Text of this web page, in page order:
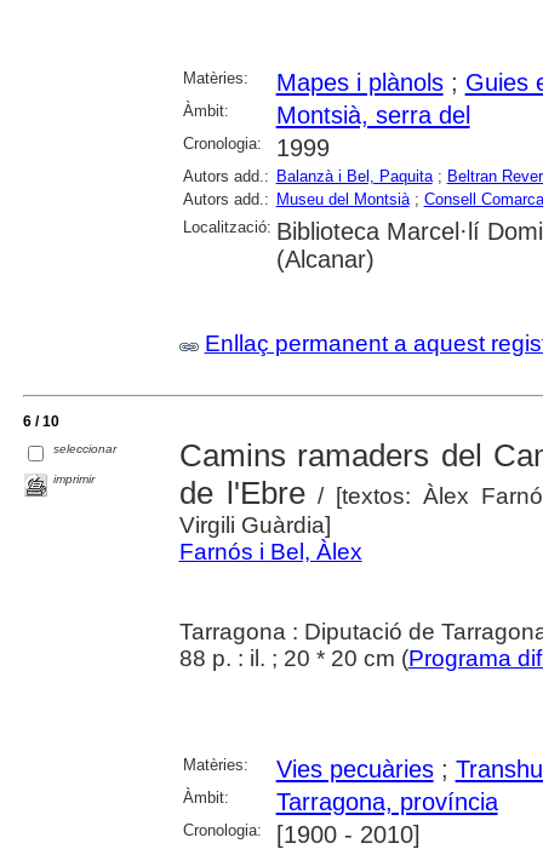
Matèries: Mapes i plànols; Guies
Àmbit: Montsià, serra del
Cronologia: 1999
Autors add.: Balanzà i Bel, Paquita; Beltran
Autors add.: Museu del Montsià; Consell
Localització: Biblioteca Marcel·lí
(Alcanar)
Enllaç permanent a aquest
6 / 10
seleccionar
imprimir
Camins ramaders del
de l'Ebre / [textos: Àlex
Virgili Guàrdia]
Farnós i Bel, Àlex
Tarragona : Diputació de
88 p. : il. ; 20 * 20 cm (Programa
Matèries: Vies pecuàries;
Àmbit: Tarragona, província
Cronologia: [1900 - 2010]